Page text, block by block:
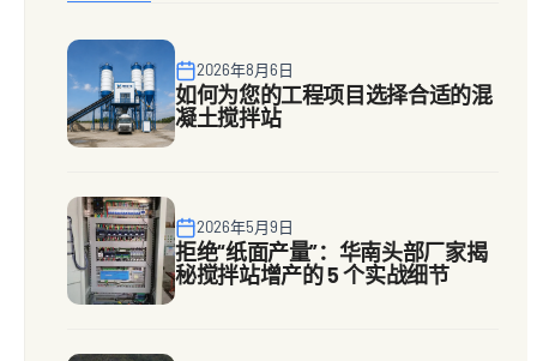
2026年8月6日
如何为您的工程项目选择合适的混
凝土搅拌站
2026年5月9日
拒绝“纸面产量”：华南头部厂家揭
秘搅拌站增产的 5 个实战细节